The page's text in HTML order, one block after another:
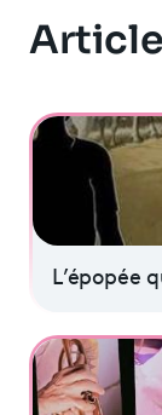
L’épopée